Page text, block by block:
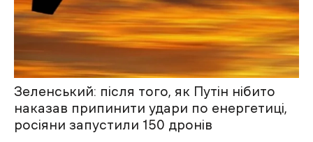
Зеленський: після того, як Путін нібито
наказав припинити удари по енергетиці,
росіяни запустили 150 дронів